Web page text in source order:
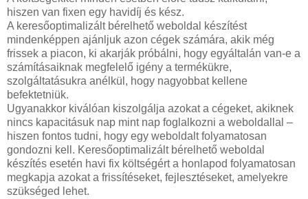
hiszen van fixen egy havidíj és kész.
A keresőoptimalizált bérelhető weboldal készítést
mindenképpen ajánljuk azon cégek számára, akik még
frissek a piacon, ki akarják próbálni, hogy egyáltalán van-e a
számításaiknak megfelelő igény a termékükre,
szolgáltatásukra anélkül, hogy nagyobbat kellene
befektetniük.
Ugyanakkor kiválóan kiszolgálja azokat a cégeket, akiknek
nincs kapacitásuk nap mint nap foglalkozni a weboldallal –
hiszen fontos tudni, hogy egy weboldalt folyamatosan
gondozni kell. Keresőoptimalizált bérelhető weboldal
készítés esetén havi fix költségért a honlapod folyamatosan
megkapja azokat a frissítéseket, fejlesztéseket, amelyekre
szükséged lehet.